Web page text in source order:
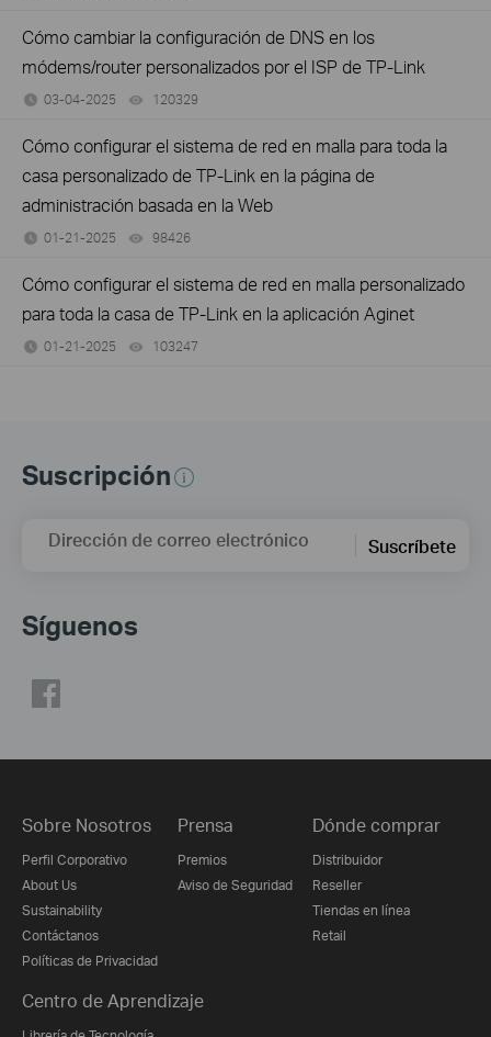
Cómo cambiar la configuración de DNS en los
módems/router personalizados por el ISP de TP-Link
03-04-2025 120329
Cómo configurar el sistema de red en malla para toda la
casa personalizado de TP-Link en la página de
administración basada en la Web
01-21-2025 98426
Cómo configurar el sistema de red en malla personalizado
para toda la casa de TP-Link en la aplicación Aginet
01-21-2025 103247
Suscripción
Dirección de correo electrónico Suscríbete
Síguenos
Sobre Nosotros
Perfil Corporativo
About Us
Sustainability
Contáctanos
Políticas de Privacidad
Prensa
Premios
Aviso de Seguridad
Dónde comprar
Distribuidor
Reseller
Tiendas en línea
Retail
Centro de Aprendizaje